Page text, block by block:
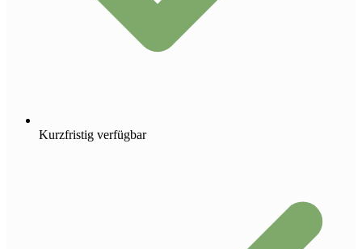
Kurzfristig verfügbar